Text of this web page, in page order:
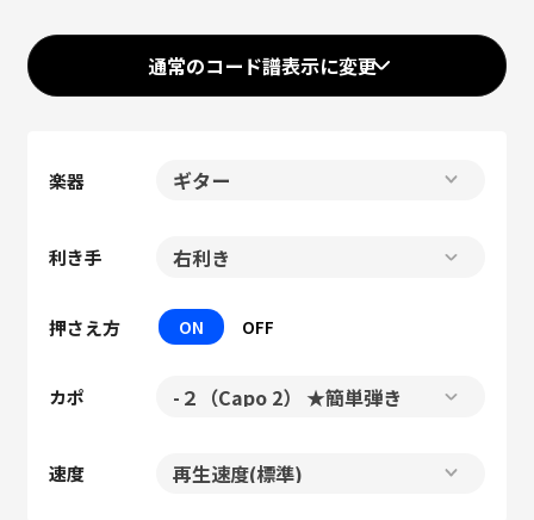
Mute
通常のコード譜表示に変更
楽器
利き手
押さえ方 ON OFF
カポ
速度